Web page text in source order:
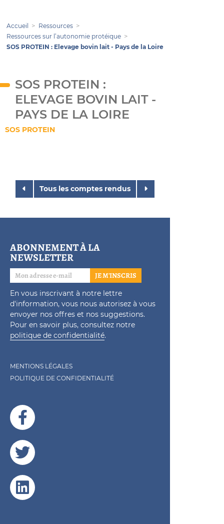
Accueil
Ressources
Ressources sur l’autonomie protéique
SOS PROTEIN : Elevage bovin lait - Pays de la Loire
SOS PROTEIN :
ELEVAGE BOVIN LAIT -
PAYS DE LA LOIRE
SOS PROTEIN
Tous les comptes rendus
ABONNEMENT À LA
NEWSLETTER
JE M'INSCRIS
En vous inscrivant à notre lettre
d'information, vous nous autorisez à vous
envoyer nos offres et nos suggestions.
Pour en savoir plus, consultez notre
politique de confidentialité.
MENTIONS LÉGALES
POLITIQUE DE CONFIDENTIALITÉ